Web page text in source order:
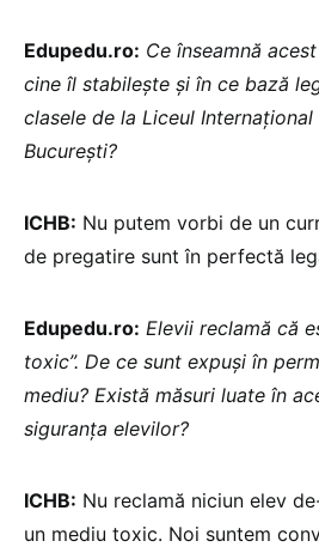
Edupedu.ro: Ce înseamnă
cine îl stabilește și în ce bază
clasele de la Liceul
București?
ICHB: Nu putem vorbi de un
de pregatire sunt în perfectă
Edupedu.ro: Elevii reclamă că
toxic”. De ce sunt expuși în
mediu? Există măsuri luate în
siguranța elevilor?
ICHB: Nu reclamă niciun elev
un mediu toxic. Noi suntem